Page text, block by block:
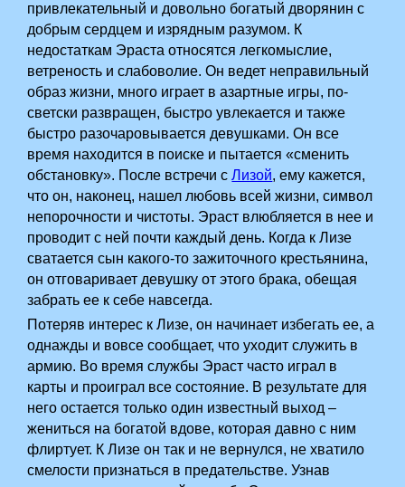
привлекательный и довольно богатый дворянин с
добрым сердцем и изрядным разумом. К
недостаткам Эраста относятся легкомыслие,
ветреность и слабоволие. Он ведет неправильный
образ жизни, много играет в азартные игры, по-
светски развращен, быстро увлекается и также
быстро разочаровывается девушками. Он все
время находится в поиске и пытается «сменить
обстановку». После встречи сЛизой, ему кажется,
что он, наконец, нашел любовь всей жизни, символ
непорочности и чистоты. Эраст влюбляется в нее и
проводит с ней почти каждый день. Когда к Лизе
сватается сын какого-то зажиточного крестьянина,
он отговаривает девушку от этого брака, обещая
забрать ее к себе навсегда.
Потеряв интерес к Лизе, он начинает избегать ее, а
однажды и вовсе сообщает, что уходит служить в
армию. Во время службы Эраст часто играл в
карты и проиграл все состояние. В результате для
него остается только один известный выход –
жениться на богатой вдове, которая давно с ним
флиртует. К Лизе он так и не вернулся, не хватило
смелости признаться в предательстве. Узнав